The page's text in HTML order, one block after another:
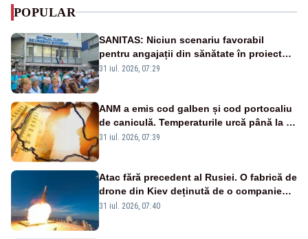
POPULAR
SANITAS: Niciun scenariu favorabil
pentru angajații din sănătate în proiectul
Legii salarizării
31 iul. 2026, 07:29
ANM a emis cod galben și cod portocaliu
de caniculă. Temperaturile urcă până la 38
de grade, iar nopțile devin tropicale
31 iul. 2026, 07:39
Atac fără precedent al Rusiei. O fabrică de
drone din Kiev deținută de o companie
americană, distrusă de o rachetă
31 iul. 2026, 07:40